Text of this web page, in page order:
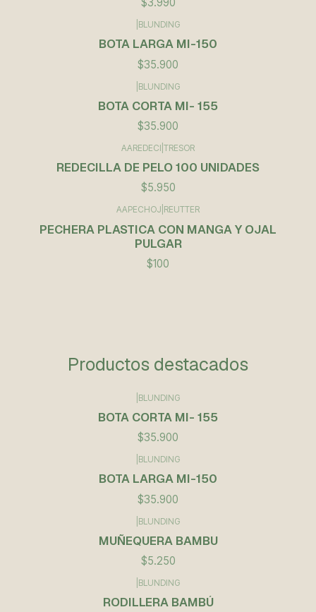
BLUNDING
BOTA LARGA MI-150
$35.900
BLUNDING
BOTA CORTA MI- 155
$35.900
AAREDECI TRESOR
REDECILLA DE PELO 100 UNIDADES
$5.950
Agotado
AAPECHOJ REUTTER
PECHERA PLASTICA CON MANGA Y OJAL
PULGAR
$100
Productos destacados
BLUNDING
BOTA CORTA MI- 155
$35.900
BLUNDING
BOTA LARGA MI-150
$35.900
BLUNDING
MUÑEQUERA BAMBU
$5.250
BLUNDING
RODILLERA BAMBÚ